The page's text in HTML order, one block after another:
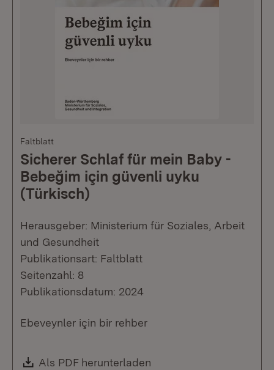
Faltblatt
Sicherer Schlaf für mein Baby -
Bebeğim için güvenli uyku
(Türkisch)
Herausgeber: Ministerium für Soziales, Arbeit
und Gesundheit
Publikationsart: Faltblatt
Seitenzahl: 8
Publikationsdatum: 2024
Ebeveynler için bir rehber
Download:
Als PDF herunterladen